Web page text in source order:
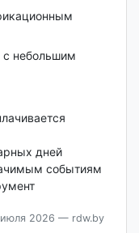
с небольшим
дней
событиям
2026 — rdw.by